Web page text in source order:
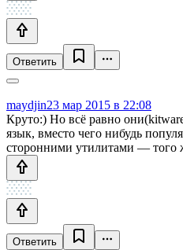
Ответить
maydjin23 мар 2015 в 22:08
Круто:) Но всё равно
язык, вместо чего нибудь
сторонними утилитами — того
Ответить